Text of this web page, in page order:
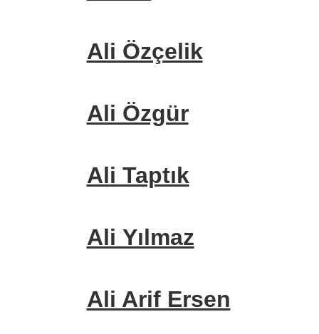
Ali Özçelik
Ali Özgür
Ali Taptık
Ali Yılmaz
Ali Arif Ersen